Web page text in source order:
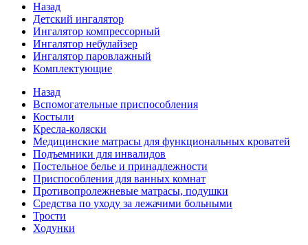
Назад
Детский ингалятор
Ингалятор компрессорный
Ингалятор небулайзер
Ингалятор паровлажный
Комплектующие
Назад
Вспомогательные приспособления
Костыли
Кресла-коляски
Медицинские матрасы для функциональных кроватей
Подъемники для инвалидов
Постельное белье и принадлежности
Приспособления для ванных комнат
Противопролежневые матрасы, подушки
Средства по уходу за лежачими больными
Трости
Ходунки